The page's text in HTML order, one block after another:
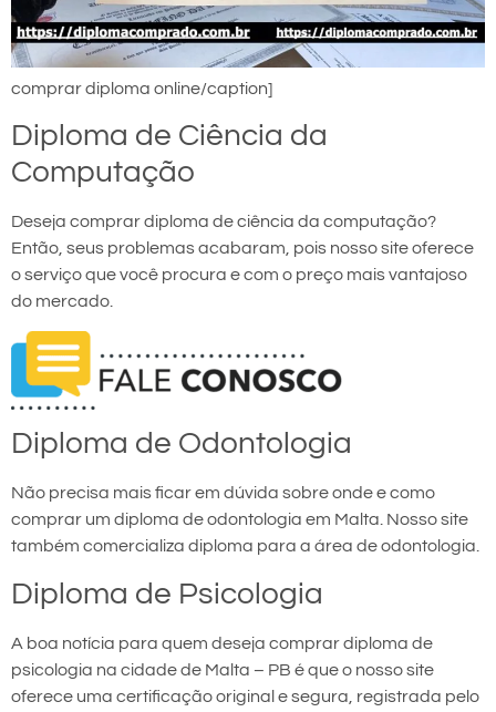
comprar diploma online/caption]
Diploma de Ciência da
Computação
Deseja comprar diploma de ciência da computação?
Então, seus problemas acabaram, pois nosso site oferece
o serviço que você procura e com o preço mais vantajoso
do mercado.
Diploma de Odontologia
Não precisa mais ficar em dúvida sobre onde e como
comprar um diploma de odontologia em Malta. Nosso site
também comercializa diploma para a área de odontologia.
Diploma de Psicologia
A boa notícia para quem deseja comprar diploma de
psicologia na cidade de Malta – PB é que o nosso site
oferece uma certificação original e segura, registrada pelo